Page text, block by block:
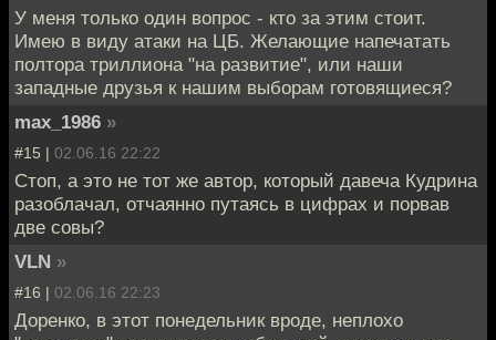
У меня только один вопрос - кто за этим стоит.
Имею в виду атаки на ЦБ. Желающие напечатать
полтора триллиона "на развитие", или наши
западные друзья к нашим выборам готовящиеся?
max_1986 »
#15 | 02.06.16 22:22
Стоп, а это не тот же автор, который давеча Кудрина
разоблачал, отчаянно путаясь в цифрах и порвав
две совы?
VLN »
#16 | 02.06.16 22:23
Доренко, в этот понедельник вроде, неплохо